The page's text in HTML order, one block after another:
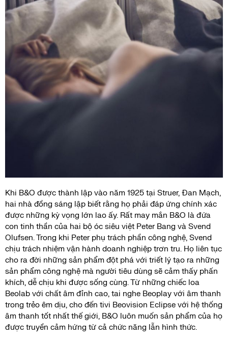
Khi B&O được thành lập vào năm 1925 tại Struer, Đan Mạch,
hai nhà đồng sáng lập biết rằng họ phải đáp ứng chính xác
được những kỳ vọng lớn lao ấy. Rất may mắn B&O là đứa
con tinh thần của hai bộ óc siêu việt Peter Bang và Svend
Olufsen. Trong khi Peter phụ trách phần công nghệ, Svend
chịu trách nhiệm vận hành doanh nghiệp trơn tru. Họ liên tục
cho ra đời những sản phẩm đột phá với triết lý tạo ra những
sản phẩm công nghệ mà người tiêu dùng sẽ cảm thấy phấn
khích, dễ chịu khi được sống cùng. Từ những chiếc loa
Beolab với chất âm đỉnh cao, tai nghe Beoplay với âm thanh
trong trẻo êm dịu, cho đến tivi Beovision Eclipse với hệ thống
âm thanh tốt nhất thế giới, B&O luôn muốn sản phẩm của họ
được truyền cảm hứng từ cả chức năng lẫn hình thức.